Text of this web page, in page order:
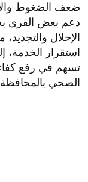
ضعف الضغوط
دعم بعض القرى
الإحلال
استقرار
تسهم في رفع
الصحي